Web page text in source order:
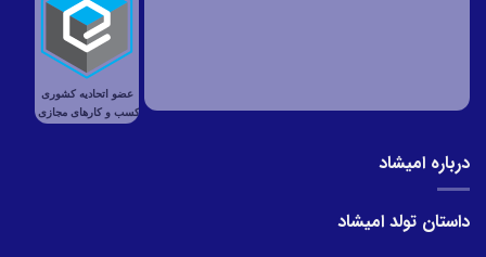
درباره امیشاد
داستان تولد امیشاد